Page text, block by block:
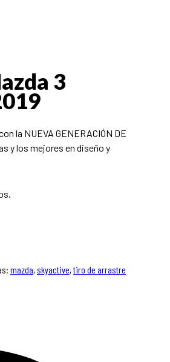
3
la NUEVA GENERACIÓN DE
y los mejores en diseño y
mazda, skyactive, tiro de arrastre